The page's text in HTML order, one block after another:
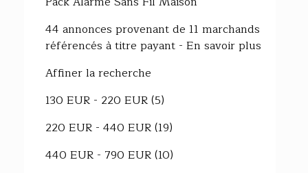
44 annonces provenant de 11 marchands
référencés à titre payant - En savoir plus
Affiner la recherche
130 EUR - 220 EUR (5)
220 EUR - 440 EUR (19)
440 EUR - 790 EUR (10)